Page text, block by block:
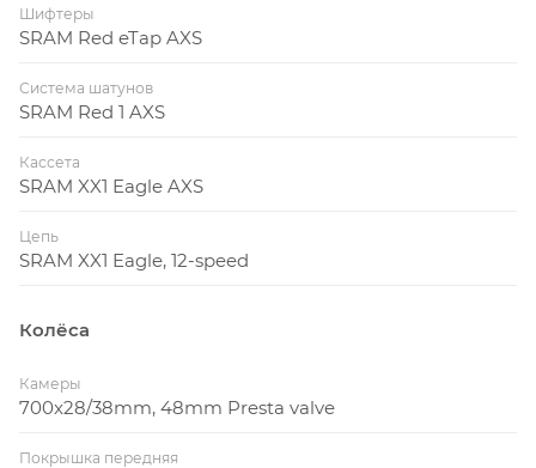
Шифтеры
SRAM Red eTap AXS
Система шатунов
SRAM Red 1 AXS
Кассета
SRAM XX1 Eagle AXS
Цепь
SRAM XX1 Eagle, 12-speed
Колёса
Камеры
700x28/38mm, 48mm Presta valve
Покрышка передняя